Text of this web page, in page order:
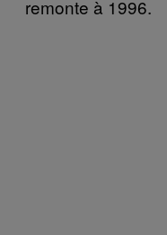
remonte à 1996.